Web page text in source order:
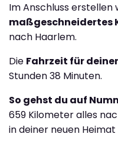
Im Anschluss erstellen
maßgeschneidertes
nach Haarlem.
Die Fahrzeit für
Stunden 38 Minuten.
So gehst du auf
659 Kilometer alles
in deiner neuen Heimat